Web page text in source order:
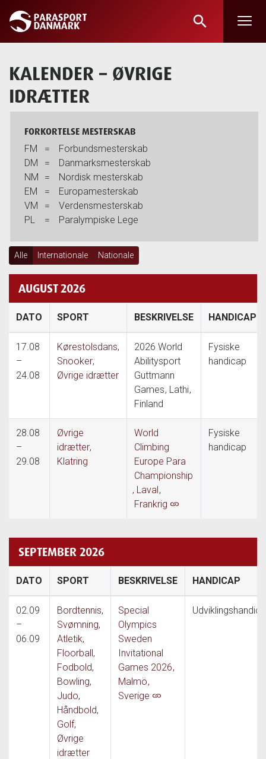
Skip
to
content
search
KALENDER – ØVRIGE
IDRÆTTER
FORKORTELSE MESTERSKAB
FM =
Forbundsmesterskab
DM
=
Danmarksmesterskab
NM
=
Nordisk mesterskab
EM
=
Europamesterskab
VM
=
Verdensmesterskab
PL
= Paralympiske Lege
Alle Internationale Nationale
AUGUST 2026
DATO SPORT BESKRIVELSE HANDICAP
17.08
–
24.08
Kørestolsdans,
Snooker,
Øvrige idrætter
2026 World
Abilitysport
Guttmann
Games, Lathi,
Finland
Fysiske
handicap
28.08
–
29.08
Øvrige
idrætter,
Klatring
World
Climbing
Europe Para
Championship
, Laval,
Frankrig
Fysiske
handicap
SEPTEMBER 2026
DATO SPORT BESKRIVELSE HANDICAP
02.09
–
06.09
Bordtennis,
Svømning,
Atletik,
Floorball,
Fodbold,
Bowling,
Judo,
Håndbold,
Golf,
Øvrige
idrætter
Special
Olympics
Sweden
Invitational
Games 2026,
Malmö,
Sverige